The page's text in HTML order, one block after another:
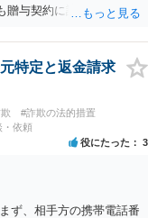
贈与契約に該当すると思
ださい。 ご不安であれ
しれません。 以上、ご参
特定と返金請求
#詐欺の法的措置
・依頼
役にたった 3
ず、相手方の携帯電話番